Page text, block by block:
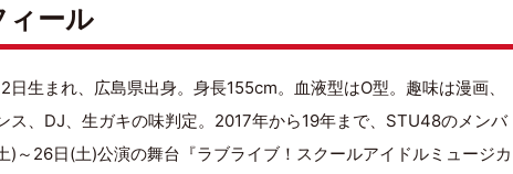
ィール
生まれ、広島県出身。身長155cm。血液型はO型。趣味は漫画、
ス、DJ、生ガキの味判定。2017年から19年まで、STU48のメンバ
)～26日(土)公演の舞台『ラブライブ！スクールアイドルミュージカ